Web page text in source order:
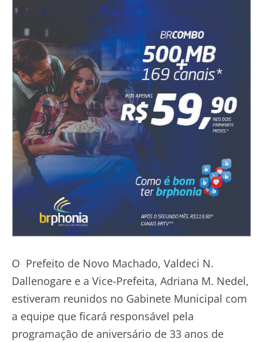
O Prefeito de Novo Machado, Valdeci N.
Dallenogare e a Vice-Prefeita, Adriana M. Nedel,
estiveram reunidos no Gabinete Municipal com
a equipe que ficará responsável pela
programação de aniversário de 33 anos de